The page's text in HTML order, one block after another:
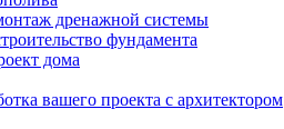
дренажной системы
фундамента
дома
вашего проекта с архитектором